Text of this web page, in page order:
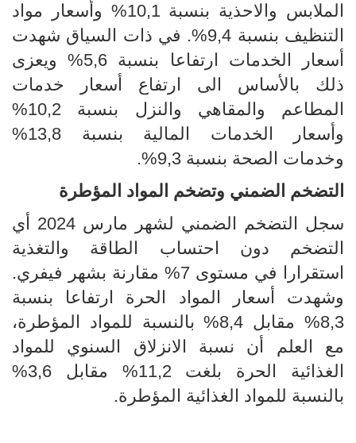
الملابس والاحذية بنسبة 10,1% وأسعار مواد
التنظيف بنسبة 9,4%. في ذات السياق شهدت
أسعار الخدمات ارتفاعا بنسبة 5,6% ويعزى
ذلك بالأساس الى ارتفاع أسعار خدمات
المطاعم والمقاهي والنزل بنسبة 10,2%
وأسعار الخدمات المالية بنسبة 13,8%
وخدمات الصحة بنسبة 9,3%.
التضخم الضمني وتضخم المواد المؤطرة
سجل التضخم الضمني لشهر مارس 2024 أي
التضخم دون احتساب الطاقة والتغذية
استقرارا في مستوى 7% مقارنة بشهر فيفري.
وشهدت أسعار المواد الحرة ارتفاعا بنسبة
8,3% مقابل 8,4% بالنسبة للمواد المؤطرة،
مع العلم أن نسبة الانزلاق السنوي للمواد
الغذائية الحرة بلغت 11,2% مقابل 3,6%
بالنسبة للمواد الغذائية المؤطرة.